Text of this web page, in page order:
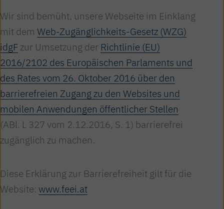
Wir sind bemüht, unsere Webseite im Einklang
mit dem Web-Zugänglichkeits-Gesetz (WZG)
idgF zur Umsetzung der Richtlinie (EU)
2016/2102 des Europäischen Parlaments und
des Rates vom 26. Oktober 2016 über den
barrierefreien Zugang zu den Websites und
mobilen Anwendungen öffentlicher Stellen
(ABl. L 327 vom 2.12.2016, S. 1) barrierefrei
zugänglich zu machen.
Diese Erklärung zur Barrierefreiheit gilt für die
Website: www.feei.at